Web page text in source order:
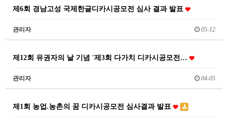
제6회 경남고성 국제한글디카시공모전 심사 결과 발표
관리자 05-12
제12회 유권자의 날 기념 '제3회 다가치 디카시공모전…
관리자 04-05
제1회 농업.농촌의 꿈 디카시공모전 심사결과 발표